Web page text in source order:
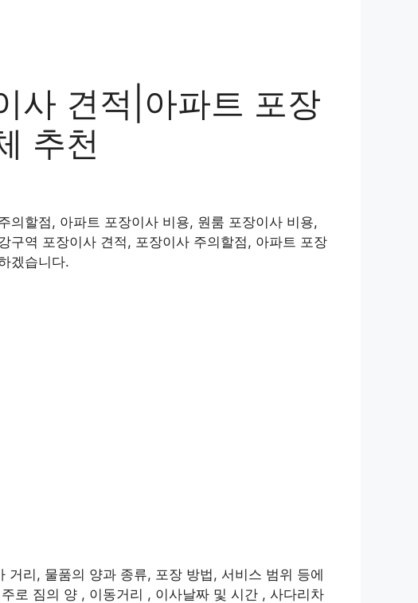
사 견적|아파트 포장
추천
의할점, 아파트 포장이사 비용, 원룸 포장이사 비용,
구역 포장이사 견적, 포장이사 주의할점, 아파트 포장
겠습니다.
리, 물품의 양과 종류, 포장 방법, 서비스 범위 등에
로 짐의 양 , 이동거리 , 이사날짜 및 시간 , 사다리차